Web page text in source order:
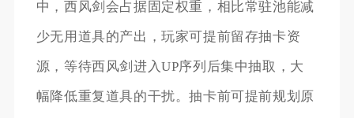
中，西风剑会占据固定权重，相比常驻池能减
少无用道具的产出，玩家可提前留存抽卡资
源，等待西风剑进入UP序列后集中抽取，大
幅降低重复道具的干扰。抽卡前可提前规划原